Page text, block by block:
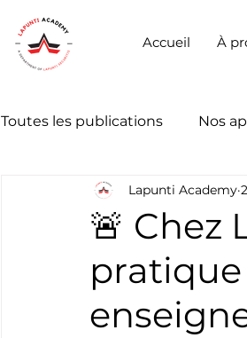
Accueil À
Toutes les publications Nos
🚨 Chez
Lapunti Academy